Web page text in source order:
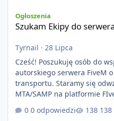
Ogłoszenia
Szukam Ekipy do
Tyrnail · 28 Lipca
Cześć! Poszukuję osób do współtworzenia TRUCK RPG -
autorskiego serwera FiveM
transportu. Staramy się
MTA/SAMP na platformie
kontentu dla graczy którzy
jeździć ciężarówką. Projekt tworzony jest od podstaw z
0 odpowiedzi